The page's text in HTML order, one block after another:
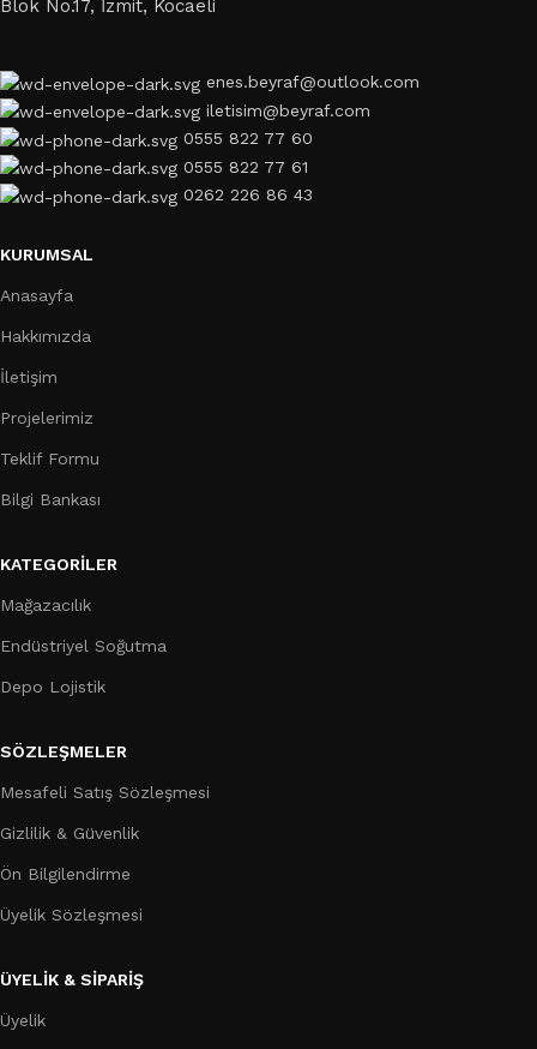
Blok No.17, İzmit, Kocaeli
enes.beyraf@outlook.com
iletisim@beyraf.com
0555 822 77 60
0555 822 77 61
0262 226 86 43
KURUMSAL
Anasayfa
Hakkımızda
İletişim
Projelerimiz
Teklif Formu
Bilgi Bankası
KATEGORILER
Mağazacılık
Endüstriyel Soğutma
Depo Lojistik
SÖZLEŞMELER
Mesafeli Satış Sözleşmesi
Gizlilik & Güvenlik
Ön Bilgilendirme
Üyelik Sözleşmesi
ÜYELİK & SİPARİŞ
Üyelik